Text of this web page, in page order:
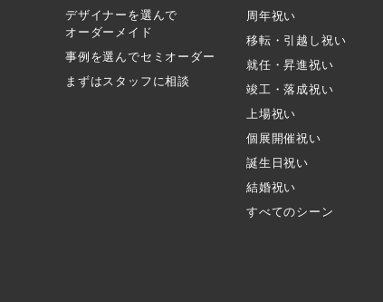
デザイナーを選んで
オーダーメイド
事例を選んでセミオーダー
まずはスタッフに相談
周年祝い
移転・引越し祝い
就任・昇進祝い
竣工・落成祝い
上場祝い
個展開催祝い
誕生日祝い
結婚祝い
すべてのシーン